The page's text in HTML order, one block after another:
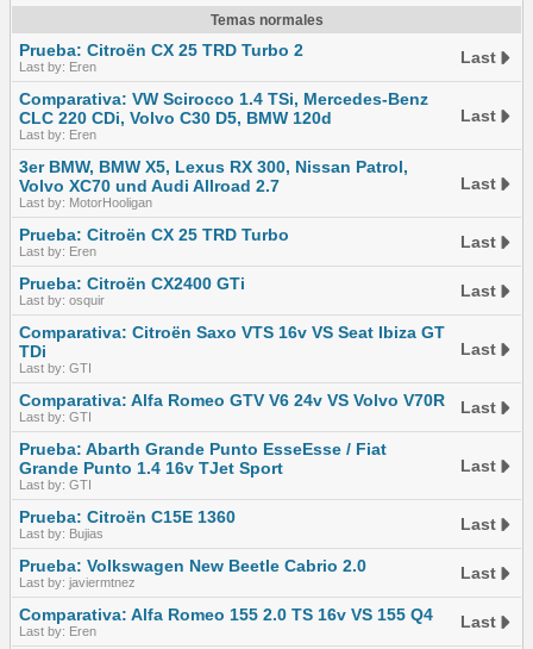
Temas normales
Prueba: Citroën CX 25 TRD Turbo 2
Last by: Eren Last
Comparativa: VW Scirocco 1.4 TSi, Mercedes-Benz
CLC 220 CDi, Volvo C30 D5, BMW 120d
Last by: Eren
Last
3er BMW, BMW X5, Lexus RX 300, Nissan Patrol,
Volvo XC70 und Audi Allroad 2.7
Last by: MotorHooligan
Last
Prueba: Citroën CX 25 TRD Turbo
Last by: Eren Last
Prueba: Citroën CX2400 GTi
Last by: osquir Last
Comparativa: Citroën Saxo VTS 16v VS Seat Ibiza GT
TDi
Last by: GTI
Last
Comparativa: Alfa Romeo GTV V6 24v VS Volvo V70R
Last by: GTI Last
Prueba: Abarth Grande Punto EsseEsse / Fiat
Grande Punto 1.4 16v TJet Sport
Last by: GTI
Last
Prueba: Citroën C15E 1360
Last by: Bujias Last
Prueba: Volkswagen New Beetle Cabrio 2.0
Last by: javiermtnez Last
Comparativa: Alfa Romeo 155 2.0 TS 16v VS 155 Q4
Last by: Eren Last